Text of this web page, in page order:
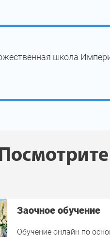
школа
Заочное обучение
Обучение онлайн по